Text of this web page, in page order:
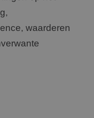
waarderen